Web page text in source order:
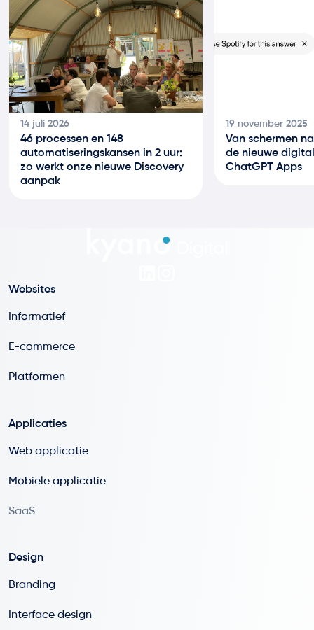
14 juli 2026
46 processen en 148
automatiseringskansen in 2 uur:
zo werkt onze nieuwe Discovery
aanpak
19 november 2025
Van schermen
de nieuwe
ChatGPT Apps
Websites
Informatief
E-commerce
Platformen
Applicaties
Web applicatie
Mobiele applicatie
SaaS
Design
Branding
Interface design